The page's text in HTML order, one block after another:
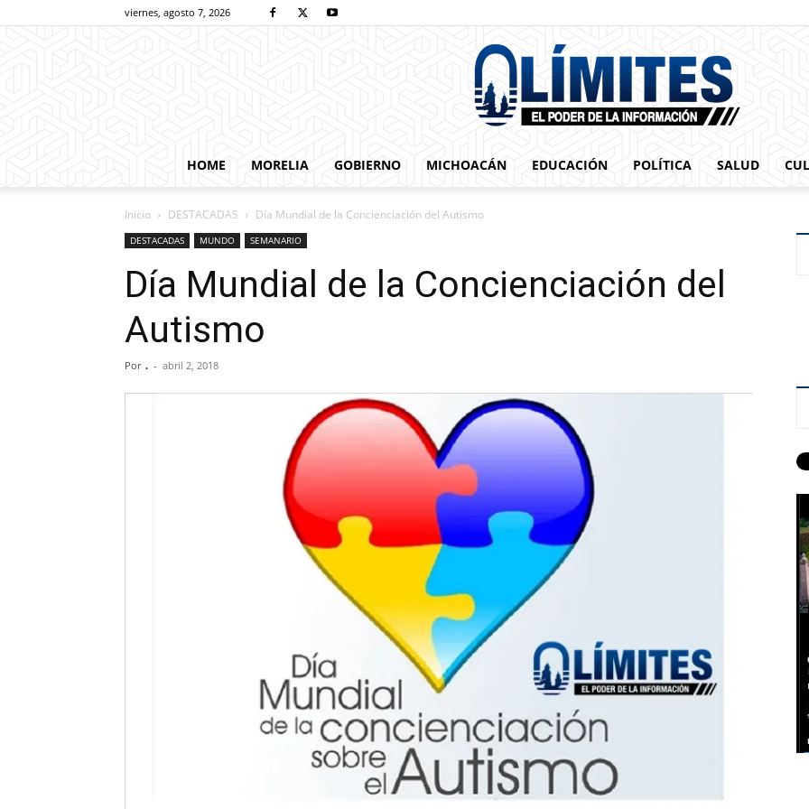
viernes, agosto 7, 2026
HOME MORELIA GOBIERNO MICHOACÁN EDUCACIÓN POLÍTICA SALUD
Inicio DESTACADAS Día Mundial de la Concienciación del Autismo
DESTACADAS MUNDO SEMANARIO
Día Mundial de la Concienciación del
Autismo
Por . - abril 2, 2018